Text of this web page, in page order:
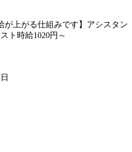
が上がる仕組みです】アシスタン
ト時給1020円～